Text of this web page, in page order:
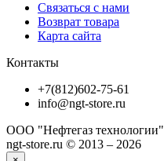
Связаться с нами
Возврат товара
Карта сайта
Контакты
+7(812)602-75-61
info@ngt-store.ru
ООО "Нефтегаз технологии"
ngt-store.ru © 2013 – 2026